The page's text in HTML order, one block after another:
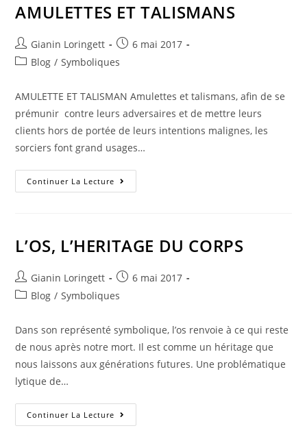
AMULETTES ET TALISMANS
Gianin Loringett
6 mai 2017
Blog / Symboliques
AMULETTE ET TALISMAN Amulettes et talismans, afin de se
prémunir contre leurs adversaires et de mettre leurs
clients hors de portée de leurs intentions malignes, les
sorciers font grand usages…
Continuer La Lecture
L’OS, L’HERITAGE DU CORPS
Gianin Loringett
6 mai 2017
Blog / Symboliques
Dans son représenté symbolique, l’os renvoie à ce qui reste
de nous après notre mort. Il est comme un héritage que
nous laissons aux générations futures. Une problématique
lytique de…
Continuer La Lecture